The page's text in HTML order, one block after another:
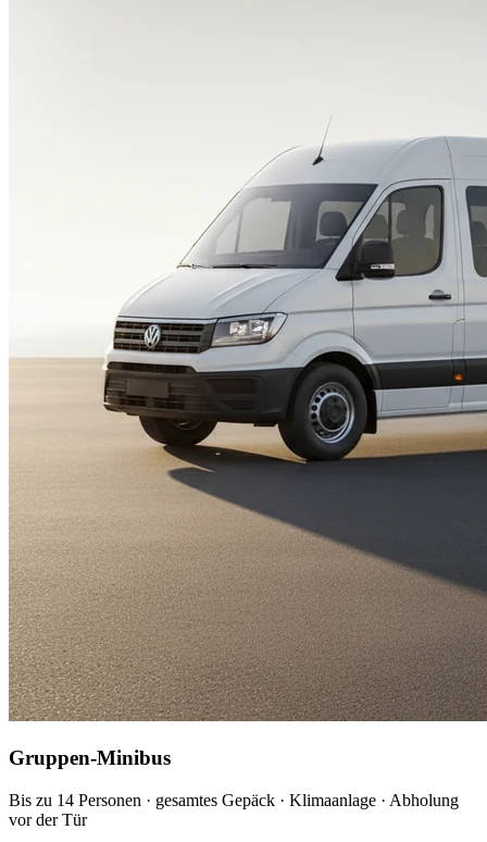
Gruppen-Minibus
Bis zu 14 Personen · gesamtes Gepäck · Klimaanlage · Abholung
vor der Tür